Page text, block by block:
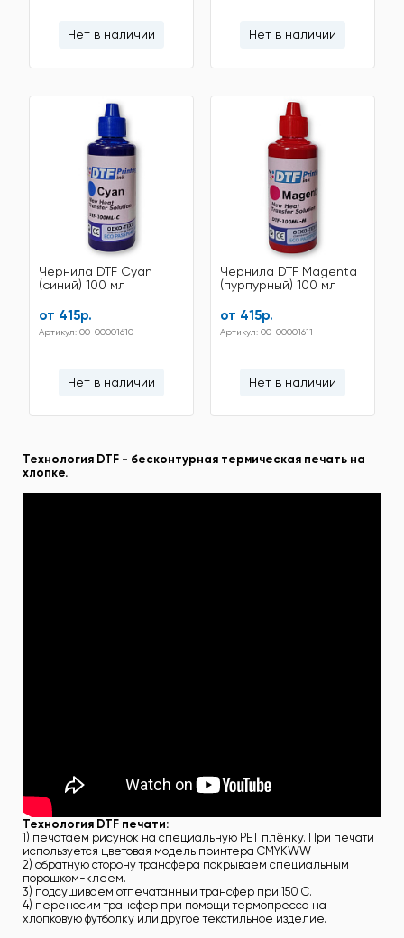
Нет в наличии Нет в наличии
Чернила DTF Cyan
(синий) 100 мл
от 415р.
Артикул: 00-00001610
Нет в наличии
Чернила DTF Magenta
(пурпурный) 100 мл
от 415р.
Артикул: 00-00001611
Нет в наличии
Технология DTF - бесконтурная термическая печать на
хлопке.
Технология DTF печати:
1) печатаем рисунок на специальную PET плёнку. При печати
используется цветовая модель принтера CMYKWW
2) обратную сторону трансфера покрываем специальным
порошком-клеем.
3) подсушиваем отпечатанный трансфер при 150 C.
4) переносим трансфер при помощи термопресса на
хлопковую футболку или другое текстильное изделие.